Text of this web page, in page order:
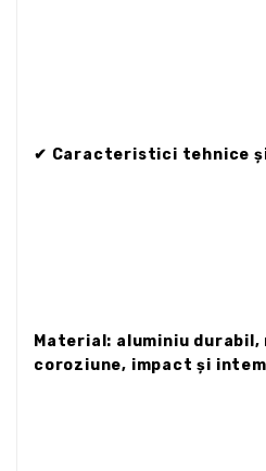
✔ Caracteristici tehnice
Material: aluminiu
coroziune, impact și